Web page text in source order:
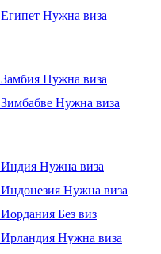
Египет Нужна виза
Замбия Нужна виза
Зимбабве Нужна виза
Индия Нужна виза
Индонезия Нужна виза
Иордания Без виз
Ирландия Нужна виза